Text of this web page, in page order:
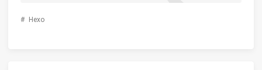
# Hexo